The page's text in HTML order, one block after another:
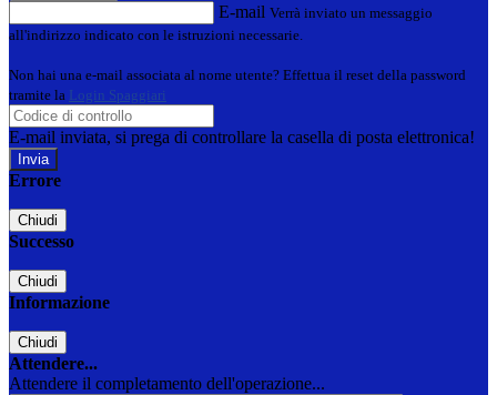
E-mail Verrà inviato un messaggio
all'indirizzo indicato con le istruzioni necessarie.
Non hai una e-mail associata al nome utente? Effettua il reset della password
tramite la Login Spaggiari
E-mail inviata, si prega di controllare la casella di posta elettronica!
Errore
Chiudi
Successo
Chiudi
Informazione
Chiudi
Attendere...
Attendere il completamento dell'operazione...